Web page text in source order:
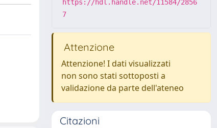
https://hdl.handle.net/11584/2856
7
Attenzione
Attenzione! I dati visualizzati
non sono stati sottoposti a
validazione da parte dell'ateneo
Citazioni